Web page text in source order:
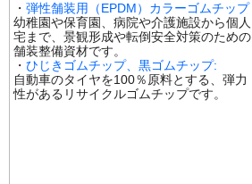
・ 弾性舗装用（EPDM）カラーゴムチップ
幼稚園や保育園、病院や介護施設から個人
宅まで、景観形成や転倒安全対策のための
舗装整備資材です。
・ ひじきゴムチップ、黒ゴムチップ:
自動車のタイヤを100％原料とする、弾力
性があるリサイクルゴムチップです。